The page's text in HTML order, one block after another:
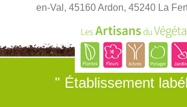
en-Val, 45160 Ardon, 45240 La
" Établissement